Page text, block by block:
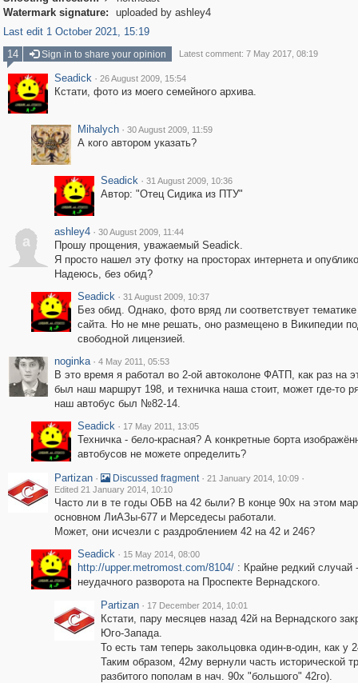
Watermark signature:
uploaded by ashley4
Last edit 1 October 2021, 15:19
14
Sign in to share your opinion Latest comment: 7 May 2017, 08:19
Seadick · 26 August 2009, 15:54
Кстати, фото из моего семейного архива.
Mihalych · 30 August 2009, 11:59
А кого автором указать?
Seadick · 31 August 2009, 10:36
Автор: "Отец Сидика из ПТУ"
a
ashley4 · 30 August 2009, 11:44
Прошу прощения, уважаемый Seadick.
Я просто нашел эту фотку на просторах интернета и
Надеюсь, без обид?
Seadick · 31 August 2009, 10:37
Без обид. Однако, фото вряд ли соответствует тематике
сайта. Но не мне решать, оно размещено в Википедии
свободной лицензией.
noginka · 4 May 2011, 05:53
В это время я работал во 2-ой автоколоне ФАТП, как раз на
был наш маршрут 198, и техничка наша стоит, может где-то
наш автобус был №82-14.
Seadick · 17 May 2011, 13:05
Техничка - бело-красная? А конкретные борта
автобусов не можете определить?
Partizan · Discussed fragment · 21 January 2014, 10:09 ·
Edited 21 January 2014, 10:10
Часто ли в те годы ОБВ на 42 были? В конце 90х на этом
основном ЛиАЗы-677 и Мерседесы работали.
Может, они исчезли с раздроблением 42 на 42 и 246?
Seadick · 15 May 2014, 08:00
http://upper.metromost.com/8104/: Крайне редкий
неудачного разворота на Проспекте Вернадского.
Partizan · 17 December 2014, 10:01
Кстати, пару месяцев назад 42й на Вернадского
Юго-Запада.
То есть там теперь закольцовка один-в-один, как у
Таким образом, 42му вернули часть исторической
разбитого пополам в нач. 90х "большого" 42го).